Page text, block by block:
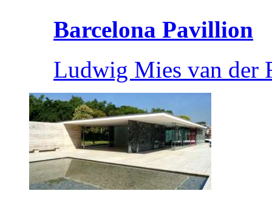
Barcelona Pavillion
Ludwig Mies van der